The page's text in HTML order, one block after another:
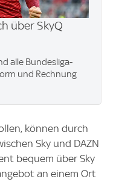
über SkyQ
alle Bundesliga-
und Rechnung
können durch
Sky und DAZN
bequem über Sky
an einem Ort